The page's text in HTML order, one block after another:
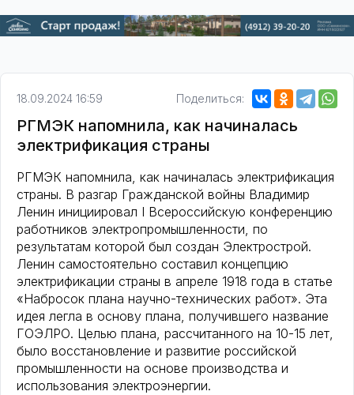
18.09.2024 16:59 Поделиться:
РГМЭК напомнила, как начиналась
электрификация страны
РГМЭК напомнила, как начиналась электрификация
страны. В разгар Гражданской войны Владимир
Ленин инициировал I Всероссийскую конференцию
работников электропромышленности, по
результатам которой был создан Электрострой.
Ленин самостоятельно составил концепцию
электрификации страны в апреле 1918 года в статье
«Набросок плана научно-технических работ». Эта
идея легла в основу плана, получившего название
ГОЭЛРО. Целью плана, рассчитанного на 10-15 лет,
было восстановление и развитие российской
промышленности на основе производства и
использования электроэнергии.